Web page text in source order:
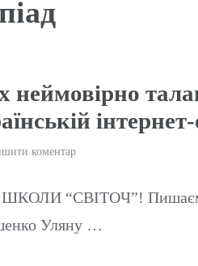
коментар
“СВІТОЧ”! Пишаємося
Уляну …